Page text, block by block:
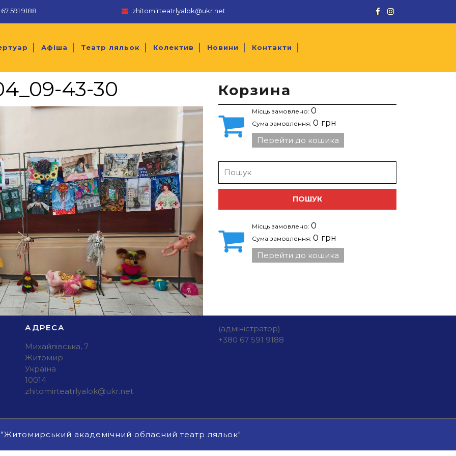
591 9188 zhitomirteatrlyalok@ukr.net Facebook
Афіша Театр ляльок Колектив Новини Контакти
43-30 Корзина
Місць замовлено: 0
Сума замовлення: 0 грн
Перейти до кошика
for:
Місць замовлено: 0
Сума замовлення: 0 грн
Перейти до кошика
АДРЕСА
Михайлівська, 7
Житомир
Україна
10014
zhitomirteatrlyalok@ukr.net
(адміністратор)
+380 67 591 9188
академічний обласний театр ляльок"